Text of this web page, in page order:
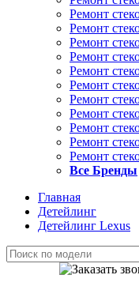
Ремонт
Ремонт
Ремонт
Ремонт
Ремонт
Ремонт
Ремонт
Ремонт
Ремонт
Ремонт
Ремонт
Все Бренды
Главная
Детейлинг
Детейлинг Lexus